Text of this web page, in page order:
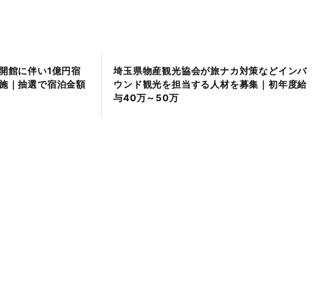
館に伴い1億円宿
｜抽選で宿泊金額
埼玉県物産観光協会が旅ナカ対策などインバ
ウンド観光を担当する人材を募集｜初年度給
与40万～50万